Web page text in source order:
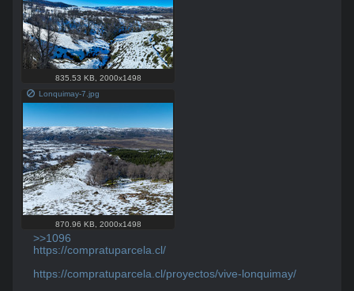
835.53 KB
2000x1498
Lonquimay-7.jpg
870.96 KB 2000x1498
>>1096
https://compratuparcela.cl/
https://compratuparcela.cl/proyectos/vive-lonquimay/